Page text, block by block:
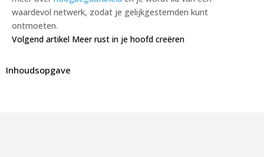
waardevol netwerk, zodat je gelijkgestemden kunt
ontmoeten.
Volgend artikel Meer rust in je hoofd creëren
Inhoudsopgave